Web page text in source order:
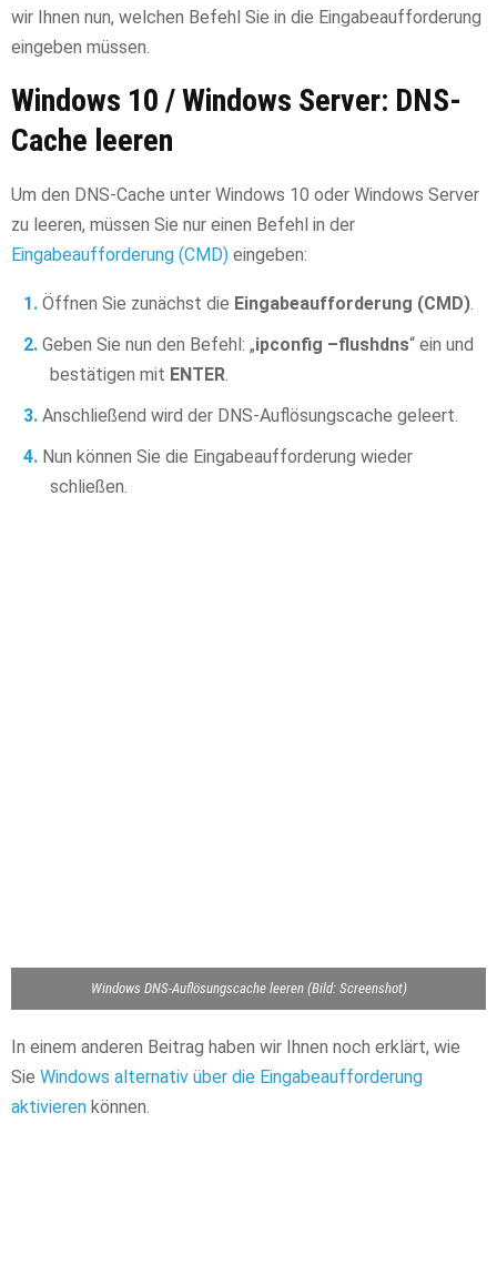
wir Ihnen nun, welchen Befehl Sie in die Eingabeaufforderung
eingeben müssen.
Windows 10 / Windows Server: DNS-
Cache leeren
Um den DNS-Cache unter Windows 10 oder Windows Server
zu leeren, müssen Sie nur einen Befehl in der
Eingabeaufforderung (CMD) eingeben:
Öffnen Sie zunächst die Eingabeaufforderung (CMD).
Geben Sie nun den Befehl: „ipconfig –flushdns“ ein und
bestätigen mit ENTER.
Anschließend wird der DNS-Auflösungscache geleert.
Nun können Sie die Eingabeaufforderung wieder
schließen.
Windows DNS-Auflösungscache leeren (Bild: Screenshot)
In einem anderen Beitrag haben wir Ihnen noch erklärt, wie
Sie Windows alternativ über die Eingabeaufforderung
aktivieren können.